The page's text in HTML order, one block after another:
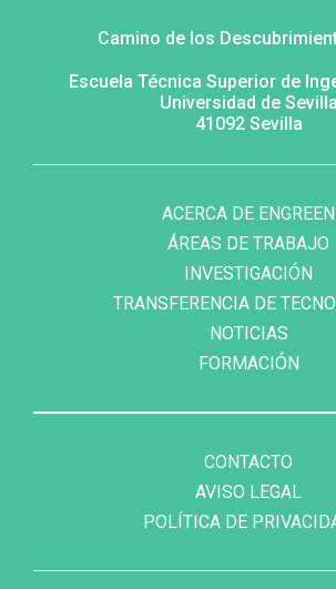
Camino de los
Escuela Técnica Superior de
Universidad de Sevilla
41092 Sevilla
MENÚ
ACERCA DE ENGREEN
ÁREAS DE TRABAJO
INVESTIGACIÓN
TRANSFERENCIA DE
NOTICIAS
FORMACIÓN
FOOTER
CONTACTO
AVISO LEGAL
POLÍTICA DE